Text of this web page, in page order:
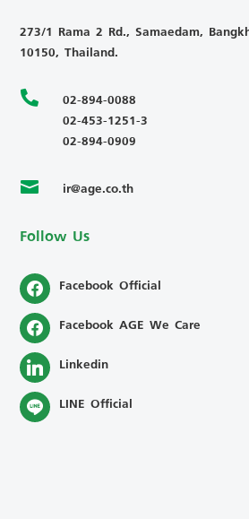
273/1 Rama 2 Rd., Samaedam,
10150, Thailand.

02-894-0088
02-453-1251-3
02-894-0909
 ir@age.co.th
Follow Us
Facebook Official
Facebook AGE We Care
Linkedin
LINE Official